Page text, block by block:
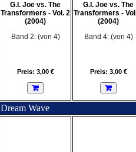
G.I. Joe vs. The
Transformers - Vol. 2
(2004)
Band 2: (von 4)
Preis: 3,00 €
G.I. Joe vs. The
Transformers -
(2004)
Band 4: (von 4)
Preis: 3,00 €
Dream Wave